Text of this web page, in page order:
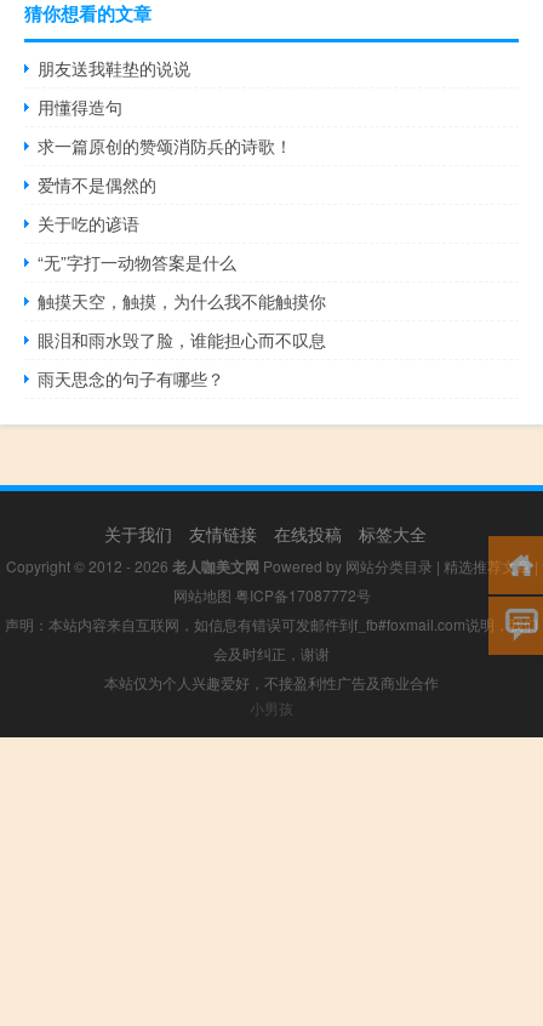
猜你想看的文章
朋友送我鞋垫的说说
用懂得造句
求一篇原创的赞颂消防兵的诗歌！
爱情不是偶然的
关于吃的谚语
“无”字打一动物答案是什么
触摸天空，触摸，为什么我不能触摸你
眼泪和雨水毁了脸，谁能担心而不叹息
雨天思念的句子有哪些？
关于我们 友情链接 在线投稿 标签大全
Copyright © 2012 - 2026 老人咖美文网 Powered by 网站分类目录 | 精选推荐文章|
网站地图 粤ICP备17087772号
声明：本站内容来自互联网，如信息有错误可发邮件到f_fb#foxmail.com说明，我们
会及时纠正，谢谢
本站仅为个人兴趣爱好，不接盈利性广告及商业合作
小男孩